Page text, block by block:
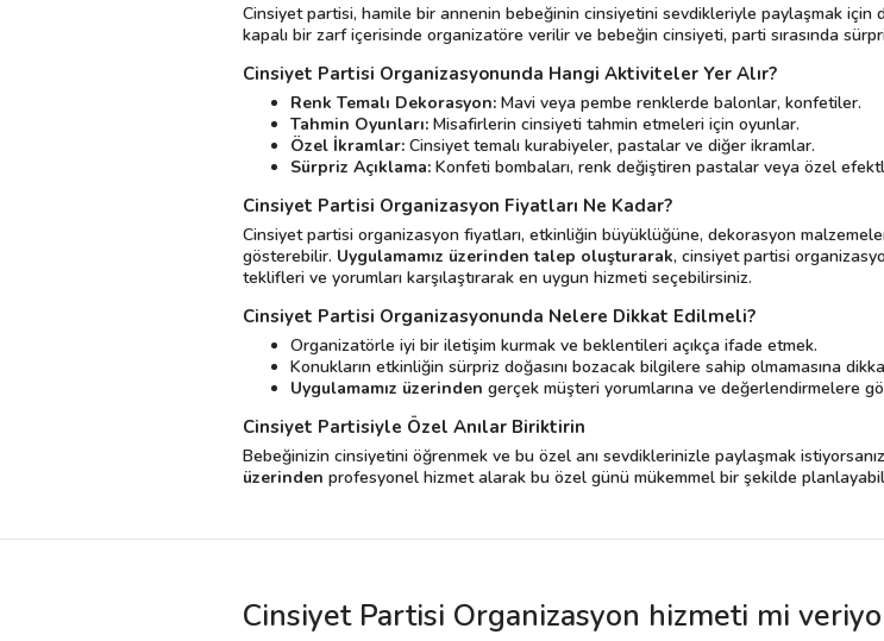
Cinsiyet partisi, hamile bir annenin bebeğinin cinsiyetini sevdikleriyle paylaşmak
kapalı bir zarf içerisinde organizatöre verilir ve bebeğin cinsiyeti, parti sırasında
Cinsiyet Partisi Organizasyonunda Hangi Aktiviteler Yer Alır?
Renk Temalı Dekorasyon: Mavi veya pembe renklerde balonlar, konfetiler.
Tahmin Oyunları: Misafirlerin cinsiyeti tahmin etmeleri için oyunlar.
Özel İkramlar: Cinsiyet temalı kurabiyeler, pastalar ve diğer ikramlar.
Sürpriz Açıklama: Konfeti bombaları, renk değiştiren pastalar veya özel
Cinsiyet Partisi Organizasyon Fiyatları Ne Kadar?
Cinsiyet partisi organizasyon fiyatları, etkinliğin büyüklüğüne, dekorasyon
gösterebilir. Uygulamamız üzerinden talep oluşturarak, cinsiyet partisi
teklifleri ve yorumları karşılaştırarak en uygun hizmeti seçebilirsiniz.
Cinsiyet Partisi Organizasyonunda Nelere Dikkat Edilmeli?
Organizatörle iyi bir iletişim kurmak ve beklentileri açıkça ifade etmek.
Konukların etkinliğin sürpriz doğasını bozacak bilgilere sahip olmamasına
Uygulamamız üzerinden gerçek müşteri yorumlarına ve değerlendirmelere
Cinsiyet Partisiyle Özel Anılar Biriktirin
Bebeğinizin cinsiyetini öğrenmek ve bu özel anı sevdiklerinizle paylaşmak
üzerinden profesyonel hizmet alarak bu özel günü mükemmel bir şekilde
Cinsiyet Partisi Organizasyon hizmeti mi